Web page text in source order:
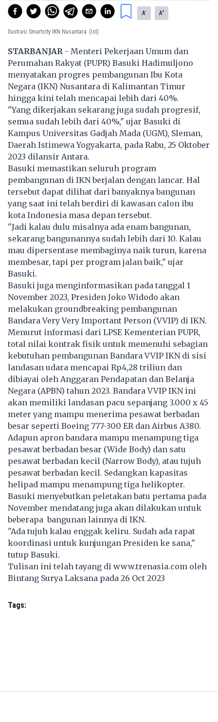
A- A+
Ilustrasi Smartcity IKN Nusantara (Ist)
STARBANJAR - Menteri Pekerjaan Umum dan
Perumahan Rakyat (PUPR) Basuki Hadimuljono
menyatakan progres pembangunan Ibu Kota
Negara (IKN) Nusantara di Kalimantan Timur
hingga kini telah mencapai lebih dari 40%.
"Yang dikerjakan sekarang juga sudah progresif,
semua sudah lebih dari 40%," ujar Basuki di
Kampus Universitas Gadjah Mada (UGM), Sleman,
Daerah Istimewa Yogyakarta, pada Rabu, 25 Oktober
2023 dilansir Antara.
Basuki memastikan seluruh program
pembangunan di IKN berjalan dengan lancar. Hal
tersebut dapat dilihat dari banyaknya bangunan
yang saat ini telah berdiri di kawasan calon ibu
kota Indonesia masa depan tersebut.
"Jadi kalau dulu misalnya ada enam bangunan,
sekarang bangunannya sudah lebih dari 10. Kalau
mau dipersentase membaginya naik turun, karena
membesar, tapi per program jalan baik," ujar
Basuki.
Basuki juga menginformasikan pada tanggal 1
November 2023, Presiden Joko Widodo akan
melakukan groundbreaking pembangunan
Bandara Very Very Important Person (VVIP) di IKN.
Menurut informasi dari LPSE Kementerian PUPR,
total nilai kontrak fisik untuk memenuhi sebagian
kebutuhan pembangunan Bandara VVIP IKN di sisi
landasan udara mencapai Rp4,28 triliun dan
dibiayai oleh Anggaran Pendapatan dan Belanja
Negara (APBN) tahun 2023. Bandara VVIP IKN ini
akan memiliki landasan pacu sepanjang 3.000 x 45
meter yang mampu menerima pesawat berbadan
besar seperti Boeing 777-300 ER dan Airbus A380.
Adapun apron bandara mampu menampung tiga
pesawat berbadan besar (Wide Body) dan satu
pesawat berbadan kecil (Narrow Body), atau tujuh
pesawat berbadan kecil. Sedangkan kapasitas
helipad mampu menampung tiga helikopter.
Basuki menyebutkan peletakan batu pertama pada
November mendatang juga akan dilakukan untuk
beberapa bangunan lainnya di IKN.
"Ada tujuh kalau enggak keliru. Sudah ada rapat
koordinasi untuk kunjungan Presiden ke sana,"
tutup Basuki.
Tulisan ini telah tayang di www.trenasia.com oleh
Bintang Surya Laksana pada 26 Oct 2023
Tags: